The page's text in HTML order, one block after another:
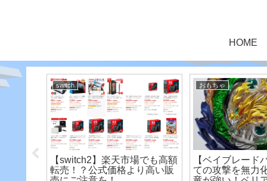
HOME
switch
【switch2】楽天市場でも高額
転売！？公式価格より高い販
おもちゃ
【ベイブレード
ての攻撃を無力